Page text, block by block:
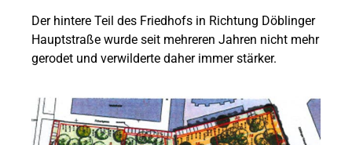
Der hintere Teil des Friedhofs in Richtung Döblinger
Hauptstraße wurde seit mehreren Jahren nicht mehr
gerodet und verwilderte daher immer stärker.